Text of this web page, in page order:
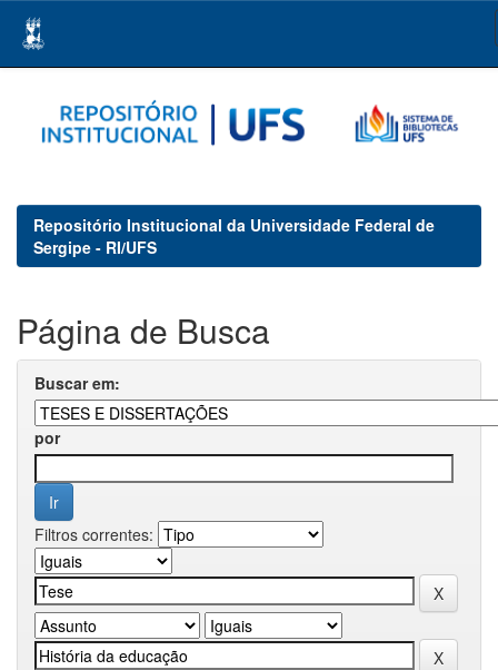
navigation
Repositório Institucional da Universidade Federal de
Sergipe - RI/UFS
Página de Busca
Buscar em:
por
Filtros correntes: